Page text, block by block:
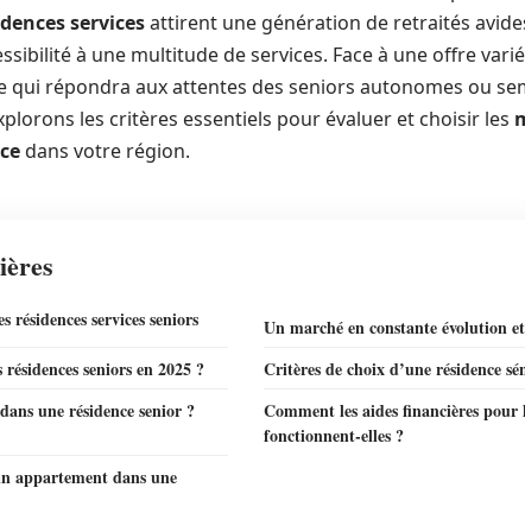
servicesattirent une génération de retraités
à une multitude de services. Face à une offre
répondra aux attentes des seniors autonomes ou
les critères essentiels pour évaluer et choisir les
dans votre région.
résidences services seniors
Un marché en constante évolution et
seniors en 2025 ?
Critères de choix d’une résidence
une résidence senior ?
Comment les aides financières pour
fonctionnent-elles ?
appartement dans une